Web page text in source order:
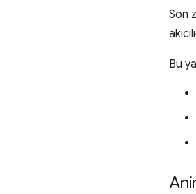
Son
Bu